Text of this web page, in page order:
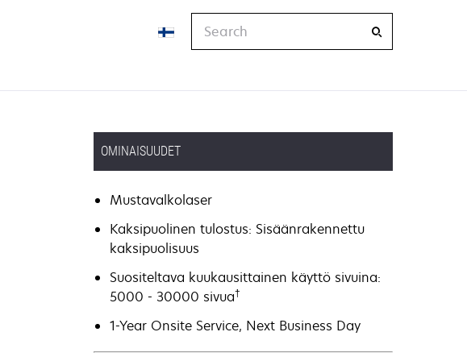
OMINAISUUDET
Mustavalkolaser
Kaksipuolinen tulostus: Sisäänrakennettu
kaksipuolisuus
Suositeltava kuukausittainen käyttö sivuina:
5000 - 30000 sivua†
1-Year Onsite Service, Next Business Day